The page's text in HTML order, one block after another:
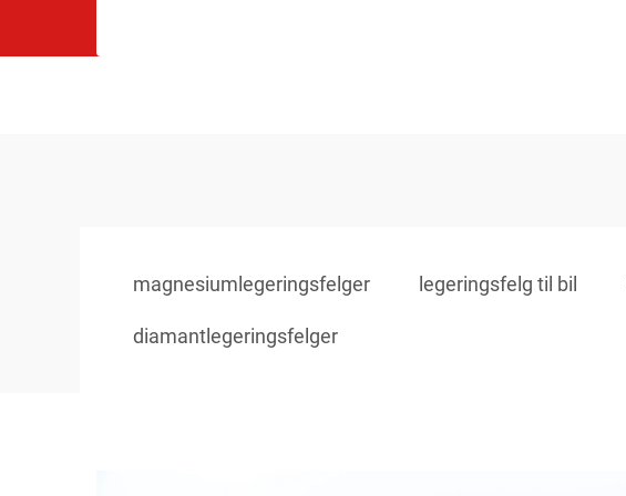
magnesiumlegeringsfelger legeringsfelg til bil
diamantlegeringsfelger